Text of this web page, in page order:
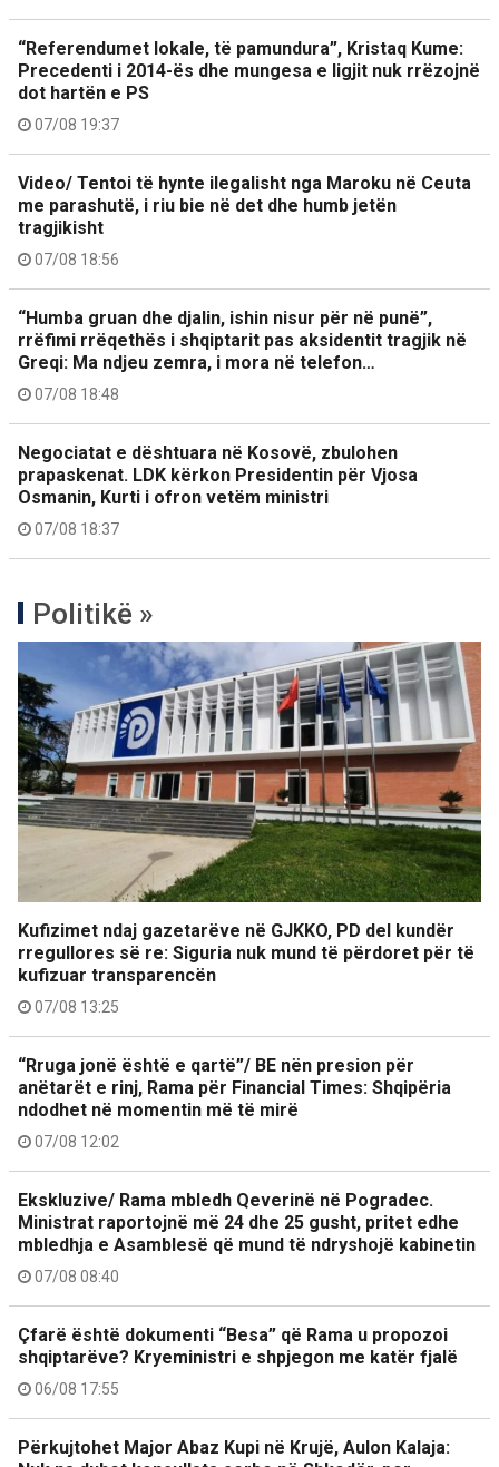
“Referendumet lokale, të pamundura”, Kristaq Kume:
Precedenti i 2014-ës dhe mungesa e ligjit nuk rrëzojnë
dot hartën e PS
07/08 19:37
Video/ Tentoi të hynte ilegalisht nga Maroku në Ceuta
me parashutë, i riu bie në det dhe humb jetën
tragjikisht
07/08 18:56
“Humba gruan dhe djalin, ishin nisur për në punë”,
rrëfimi rrëqethës i shqiptarit pas aksidentit tragjik në
Greqi: Ma ndjeu zemra, i mora në telefon…
07/08 18:48
Negociatat e dështuara në Kosovë, zbulohen
prapaskenat. LDK kërkon Presidentin për Vjosa
Osmanin, Kurti i ofron vetëm ministri
07/08 18:37
Politikë »
Kufizimet ndaj gazetarëve në GJKKO, PD del kundër
rregullores së re: Siguria nuk mund të përdoret për të
kufizuar transparencën
07/08 13:25
“Rruga jonë është e qartë”/ BE nën presion për
anëtarët e rinj, Rama për Financial Times: Shqipëria
ndodhet në momentin më të mirë
07/08 12:02
Ekskluzive/ Rama mbledh Qeverinë në Pogradec.
Ministrat raportojnë më 24 dhe 25 gusht, pritet edhe
mbledhja e Asamblesë që mund të ndryshojë kabinetin
07/08 08:40
Çfarë është dokumenti “Besa” që Rama u propozoi
shqiptarëve? Kryeministri e shpjegon me katër fjalë
06/08 17:55
Përkujtohet Major Abaz Kupi në Krujë, Aulon Kalaja: